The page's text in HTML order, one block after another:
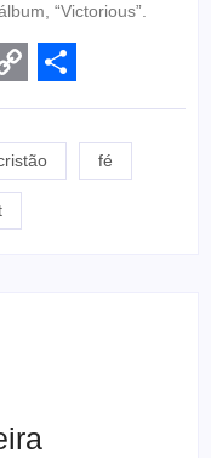
“Victorious”.
Share
fé